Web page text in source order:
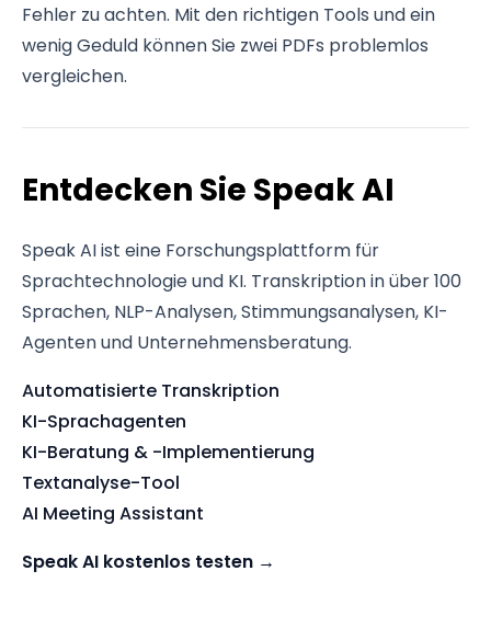
Fehler zu achten. Mit den richtigen Tools und ein
wenig Geduld können Sie zwei PDFs problemlos
vergleichen.
Entdecken Sie Speak AI
Speak AI ist eine Forschungsplattform für
Sprachtechnologie und KI. Transkription in über 100
Sprachen, NLP-Analysen, Stimmungsanalysen, KI-
Agenten und Unternehmensberatung.
Automatisierte Transkription
KI-Sprachagenten
KI-Beratung & -Implementierung
Textanalyse-Tool
AI Meeting Assistant
Speak AI kostenlos testen →